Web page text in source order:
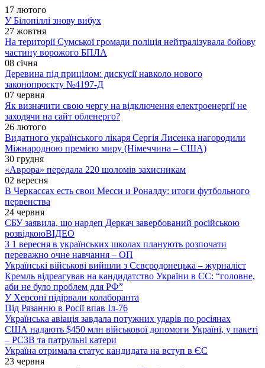
17 лютого
У Білопіллі знову вибух
27 жовтня
На території Сумської громади поліція нейтралізувала бойову
частину ворожого БПЛА
08 січня
Деревина під прицілом: дискусії навколо нового
законопроєкту №4197-Д
07 червня
Як визначити свою чергу на відключення електроенергії не
заходячи на сайт обленерго?
26 лютого
Видатного українського лікаря Сергія Лисенка нагородили
Міжнародною премією миру (Німеччина – США)
30 грудня
«Аврора» передала 220 шоломів захисникам
02 вересня
В Черкассах есть свои Месси и Роналду: итоги футбольного
первенства
24 червня
СБУ заявила, що нардеп Деркач завербований російською
розвідкоюВІДЕО
З 1 вересня в українських школах планують розпочати
переважно очне навчання – ОП
Українські військові вийшли з Сєвєродонецька – журналіст
Кремль відреагував на кандидатство України в ЄС: “головне,
аби не було проблем для РФ”
У Херсоні підірвали колаборанта
Під Рязанню в Росії впав Іл-76
Українська авіація завдала потужних ударів по росіянах
США надають $450 млн військової допомоги Україні, у пакеті
– РСЗВ та патрульні катери
Україна отримала статус кандидата на вступ в ЄС
23 червня